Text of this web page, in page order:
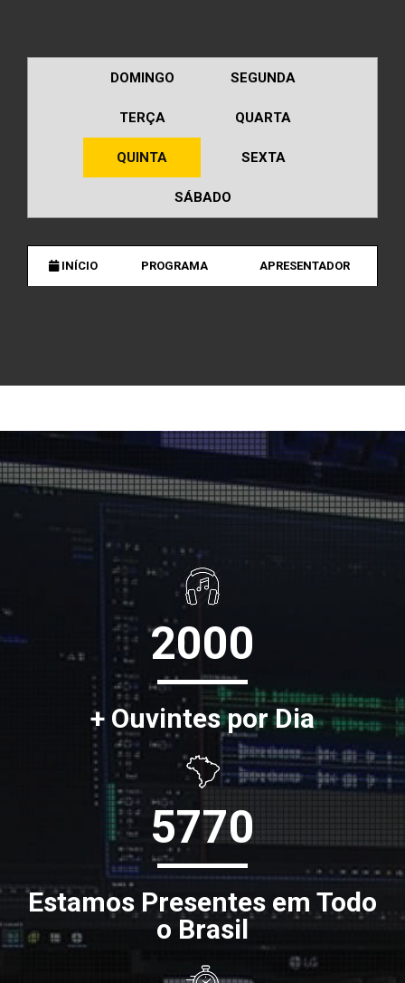
DOMINGO SEGUNDA
TERÇA QUARTA
QUINTA SEXTA
SÁBADO
INÍCIO PROGRAMA APRESENTADOR
2000
+ Ouvintes por Dia
5770
Estamos Presentes em Todo
o Brasil